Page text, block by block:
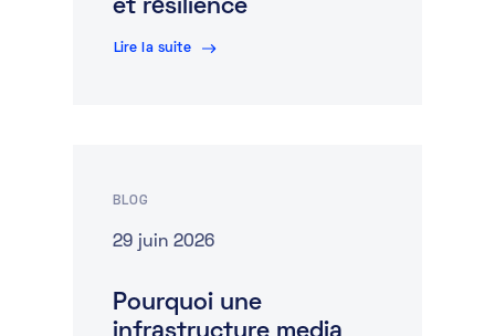
et résilience
Lire la suite
BLOG
29 juin 2026
Pourquoi une